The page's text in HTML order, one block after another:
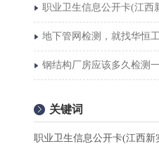
职业卫生信息公开卡(江西
地下管网检测，就找华恒
钢结构厂房应该多久检测
关键词
职业卫生信息公开卡(江西